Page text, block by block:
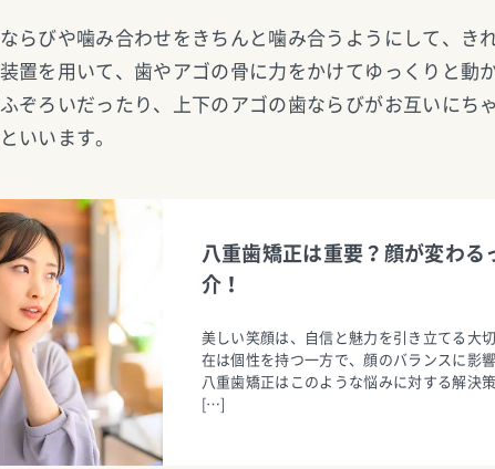
らびや噛み合わせをきちんと噛み合うようにして、き
置を用いて、歯やアゴの骨に力をかけてゆっくりと動
ぞろいだったり、上下のアゴの歯ならびがお互いにち
いいます。
八重歯矯正は重要？顔が変わ
介！
美しい笑顔は、自信と魅力を引き立てる大
在は個性を持つ一方で、顔のバランスに影
八重歯矯正はこのような悩みに対する解決
[…]